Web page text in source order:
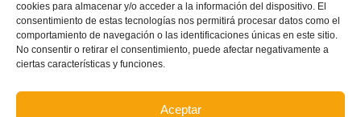
cookies para almacenar y/o acceder a la información del dispositivo. El
consentimiento de estas tecnologías nos permitirá procesar datos como el
comportamiento de navegación o las identificaciones únicas en este sitio.
No consentir o retirar el consentimiento, puede afectar negativamente a
ciertas características y funciones.
Aceptar
Circular nº. 7 – IV Supercopa Comunitat FFCV Futsal